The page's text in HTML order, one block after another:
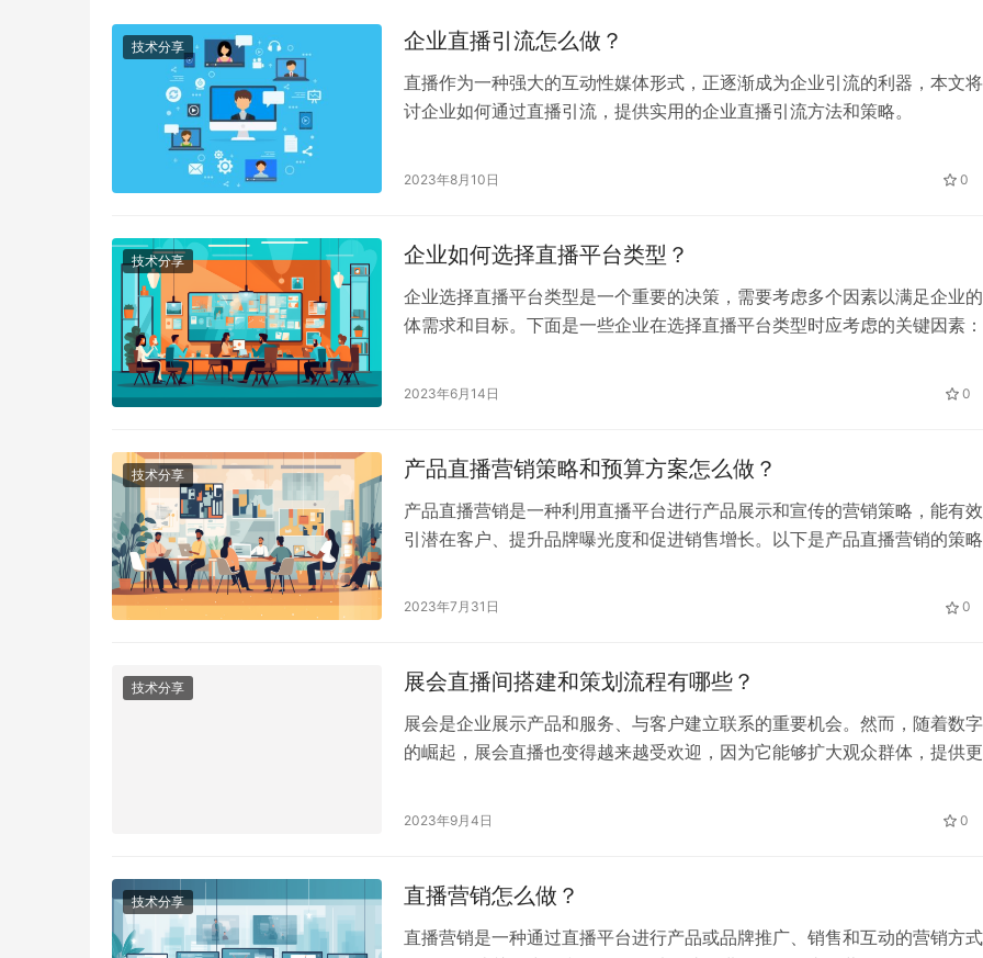
技术分享 企业直播引流怎么做？
直播作为一种强大的互动性媒体形式，正逐渐成为企业引流的利器，本文
讨企业如何通过直播引流，提供实用的企业直播引流方法和策略。
2023年8月10日 0
技术分享 企业如何选择直播平台类型？
企业选择直播平台类型是一个重要的决策，需要考虑多个因素以满足企业
体需求和目标。下面是一些企业在选择直播平台类型时应考虑的关键因素：
2023年6月14日 0
技术分享 产品直播营销策略和预算方案怎么做？
产品直播营销是一种利用直播平台进行产品展示和宣传的营销策略，能有
引潜在客户、提升品牌曝光度和促进销售增长。以下是产品直播营销的策
2023年7月31日 0
技术分享 展会直播间搭建和策划流程有哪些？
展会是企业展示产品和服务、与客户建立联系的重要机会。然而，随着数
的崛起，展会直播也变得越来越受欢迎，因为它能够扩大观众群体，提供
业充分利用这一机会。
2023年9月4日 0
技术分享 直播营销怎么做？
直播营销是一种通过直播平台进行产品或品牌推广、销售和互动的营销方